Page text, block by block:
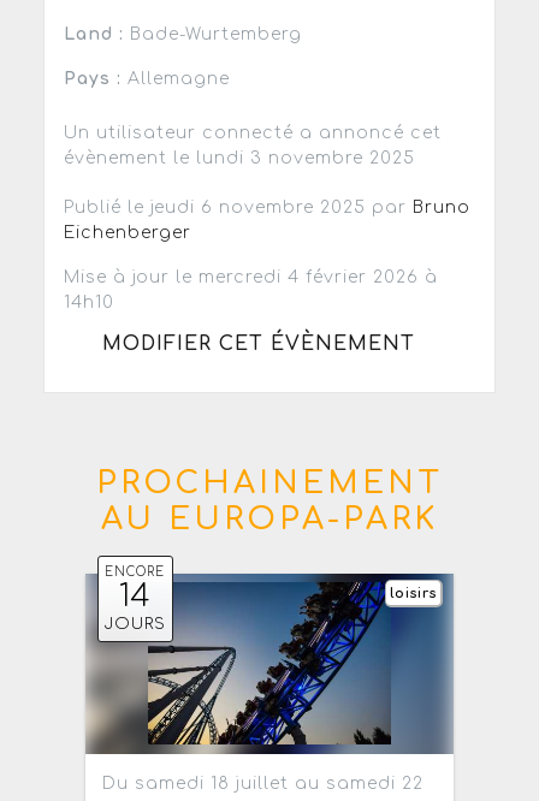
Land : Bade-Wurtemberg
Pays : Allemagne
Un utilisateur connecté a annoncé cet
évènement le lundi 3 novembre 2025
Publié le jeudi 6 novembre 2025 par Bruno
Eichenberger
Mise à jour le mercredi 4 février 2026 à
14h10
MODIFIER CET ÉVÈNEMENT
PROCHAINEMENT
AU EUROPA-PARK
ENCORE
14
JOURS
loisirs
Du samedi 18 juillet au samedi 22